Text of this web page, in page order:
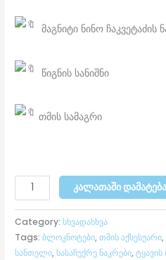
მაგნიტი ნინო ჩაკვეტაძის
წიგნის სანიშნი
თმის სამაგრი
ᲙᲐᲚᲐᲗᲐᲨᲘ ᲓᲐᲛᲐᲢᲔᲑᲐ
Category:სხვადასხვა
Tags:ბლოკნოტები,თმის აქსესუარი,
სანთელი,სასაჩუქრე ნაკრები,